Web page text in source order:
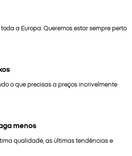
a Europa. Queremos estar sempre perto
o que precisas a preços incrivelmente
menos
qualidade, as últimas tendências e